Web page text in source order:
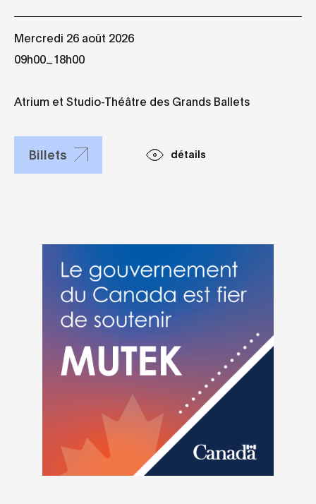
Mercredi 26 août 2026
09h00 18h00
Atrium et Studio-Théâtre des Grands Ballets
Billets détails
Atrium et
Studio-Théâtre
des Grands
Ballets
Ballets
des Grands